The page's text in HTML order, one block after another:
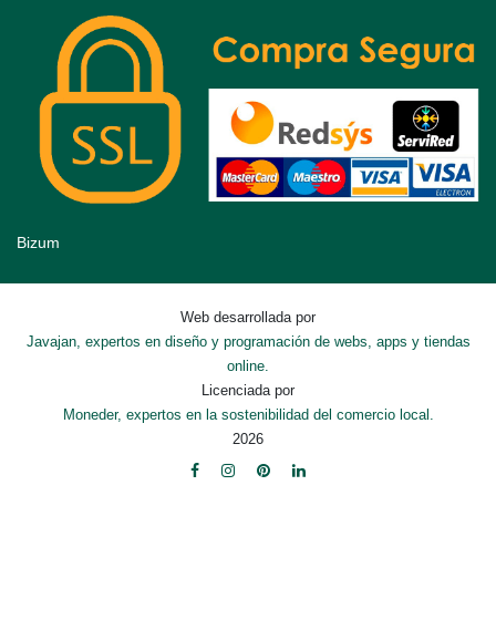
Bizum
Web desarrollada por
Javajan, expertos en diseño y programación de webs, apps y tiendas
online.
Licenciada por
Moneder, expertos en la sostenibilidad del comercio local.
2026